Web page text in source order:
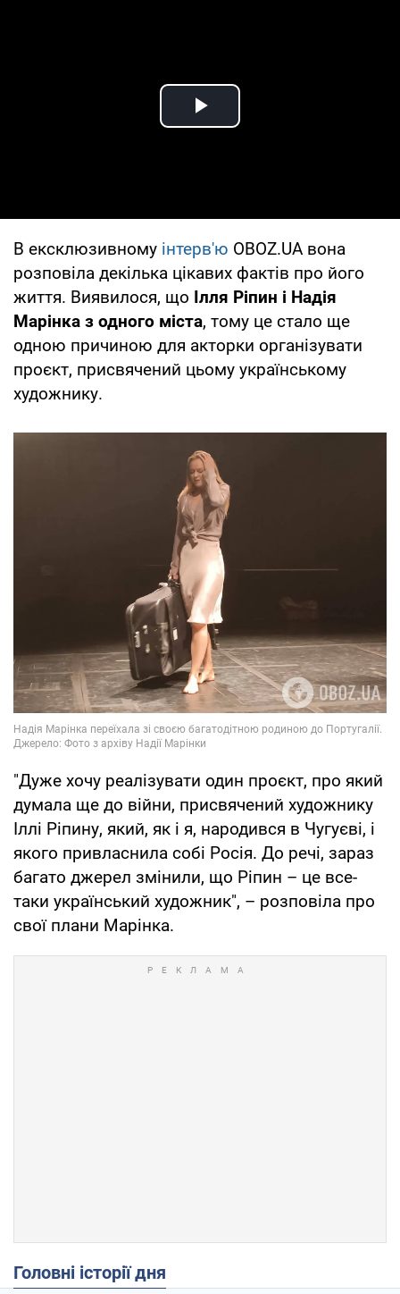
Play Video
В ексклюзивному інтерв'ю OBOZ.UA вона
розповіла декілька цікавих фактів про його
життя. Виявилося, що Ілля Ріпин і Надія
Марінка з одного міста, тому це стало ще
одною причиною для акторки організувати
проєкт, присвячений цьому українському
художнику.
"Дуже хочу реалізувати один проєкт, про який
думала ще до війни, присвячений художнику
Іллі Ріпину, який, як і я, народився в Чугуєві, і
якого привласнила собі Росія. До речі, зараз
багато джерел змінили, що Ріпин – це все-
таки український художник", – розповіла про
свої плани Марінка.
Головні історії дня